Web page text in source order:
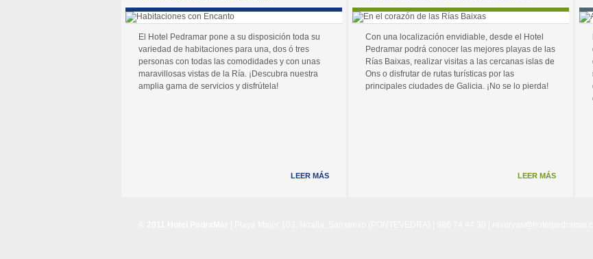
El Hotel Pedramar pone a su disposición toda su
variedad de habitaciones para una, dos ó tres
personas con todas las comodidades y con unas
maravillosas vistas de la Ría. ¡Descubra nuestra
amplia gama de servicios y disfrútela!
LEER MÁS
Con una localización envidiable, desde el Hotel
Pedramar podrá conocer las mejores playas de las
Rías Baixas, realizar visitas a las cercanas islas de
Ons o disfrutar de rutas turísticas por las
principales ciudades de Galicia. ¡No se lo pierda!
LEER MÁS